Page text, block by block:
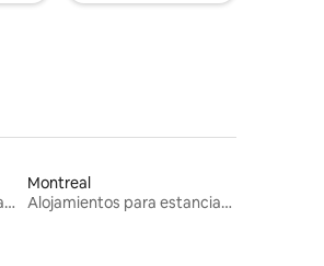
Alojamientos para estancias largas
Montreal
Alojamientos para estancias largas